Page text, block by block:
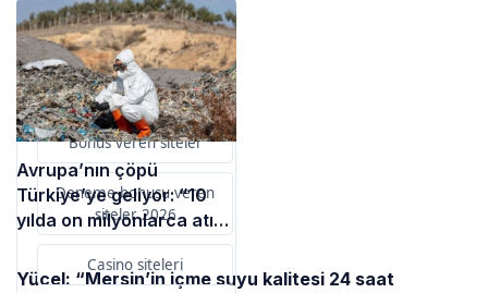
Sponsorlarımız
Bu içerik destekçileri
primebahis resmi giris
Bonus veren siteler
Deneme bonusu veren
siteler 2026
Casino siteleri
Avrupa’nın çöpü
Türkiye’ye geliyor: “10
yılda on milyonlarca atık
ihracı”
Yücel: “Mersin’in içme suyu kalitesi 24 saat